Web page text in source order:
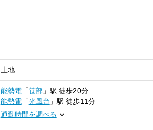
土地
能勢電「笹部」駅 徒歩20分
能勢電「光風台 」駅 徒歩11分
通勤時間を調べる